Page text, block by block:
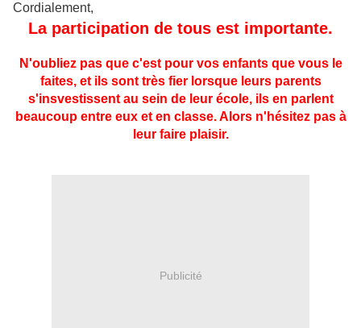
Cordialement,
La participation de tous est importante.
N'oubliez pas que c'est pour vos enfants que vous le
faites, et ils sont très fier lorsque leurs parents
s'insvestissent au sein de leur école, ils en parlent
beaucoup entre eux et en classe. Alors n'hésitez pas à
leur faire plaisir.
Publicité